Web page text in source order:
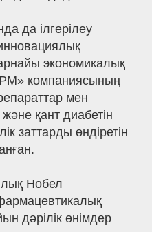
да ілгерілеу
экономикалық
компаниясының
мен
қант диабетін
заттарды өндіретін
Нобел
дәрілік өнімдер